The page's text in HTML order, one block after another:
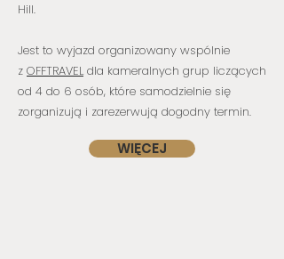
Hill.
Jest to wyjazd organizowany wspólnie
z OFFTRAVEL dla kameralnych grup liczących
od 4 do 6 osób, które samodzielnie się
zorganizują i zarezerwują dogodny termin.
WIĘCEJ